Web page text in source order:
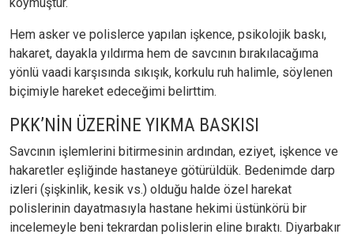
koymuştur.
Hem asker ve polislerce yapılan işkence, psikolojik baskı,
hakaret, dayakla yıldırma hem de savcının bırakılacağıma
yönlü vaadi karşısında sıkışık, korkulu ruh halimle, söylenen
biçimiyle hareket edeceğimi belirttim.
PKK’NİN ÜZERİNE YIKMA BASKISI
Savcının işlemlerini bitirmesinin ardından, eziyet, işkence ve
hakaretler eşliğinde hastaneye götürüldük. Bedenimde darp
izleri (şişkinlik, kesik vs.) olduğu halde özel harekat
polislerinin dayatmasıyla hastane hekimi üstünkörü bir
incelemeyle beni tekrardan polislerin eline bıraktı. Diyarbakır